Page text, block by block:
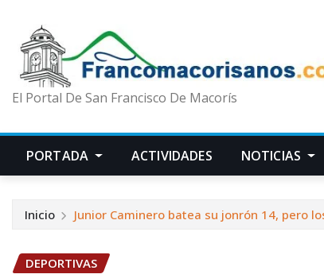
El Portal De San Francisco De Macorís
PORTADA ACTIVIDADES NOTICIAS
Inicio Junior Caminero batea su jonrón 14, pero
DEPORTIVAS